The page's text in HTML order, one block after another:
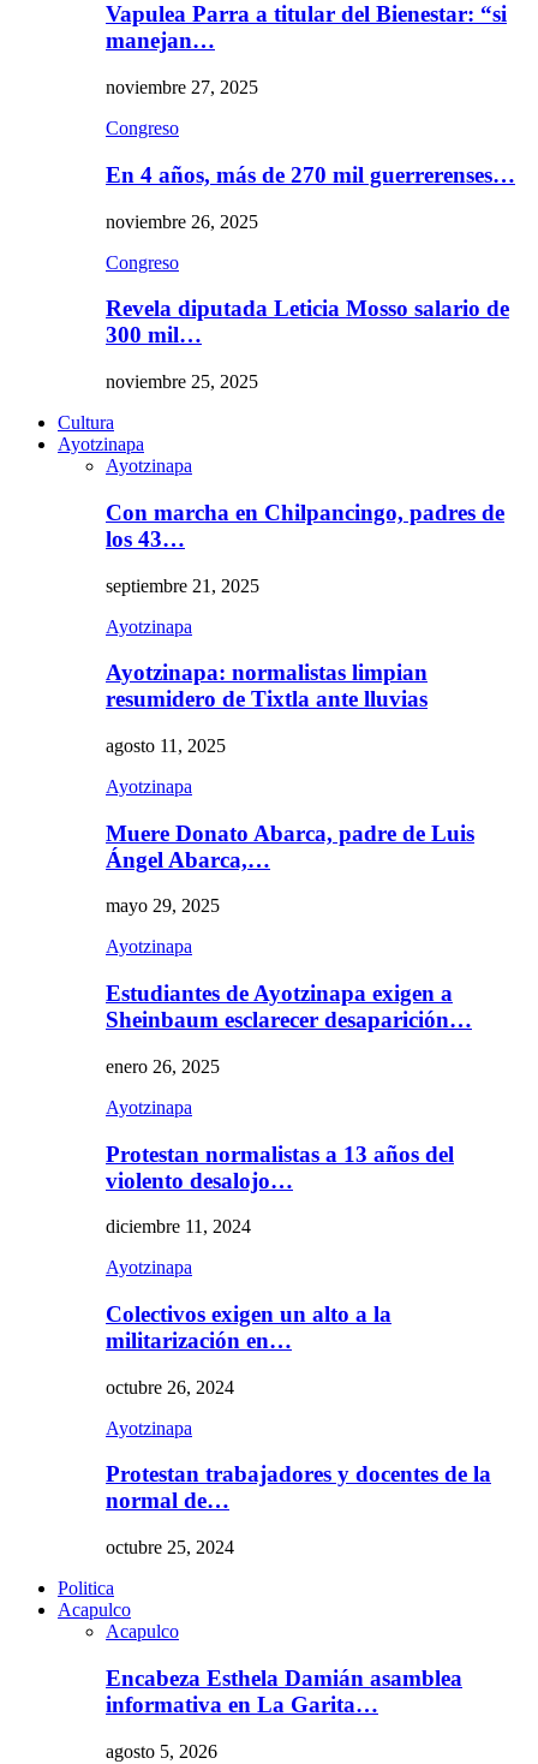
Vapulea Parra a titular del Bienestar: “si
manejan…
noviembre 27, 2025
Congreso
En 4 años, más de 270 mil guerrerenses…
noviembre 26, 2025
Congreso
Revela diputada Leticia Mosso salario de
300 mil…
noviembre 25, 2025
Cultura
Ayotzinapa
Ayotzinapa
Con marcha en Chilpancingo, padres de
los 43…
septiembre 21, 2025
Ayotzinapa
Ayotzinapa: normalistas limpian
resumidero de Tixtla ante lluvias
agosto 11, 2025
Ayotzinapa
Muere Donato Abarca, padre de Luis
Ángel Abarca,…
mayo 29, 2025
Ayotzinapa
Estudiantes de Ayotzinapa exigen a
Sheinbaum esclarecer desaparición…
enero 26, 2025
Ayotzinapa
Protestan normalistas a 13 años del
violento desalojo…
diciembre 11, 2024
Ayotzinapa
Colectivos exigen un alto a la
militarización en…
octubre 26, 2024
Ayotzinapa
Protestan trabajadores y docentes de la
normal de…
octubre 25, 2024
Politica
Acapulco
Acapulco
Encabeza Esthela Damián asamblea
informativa en La Garita…
agosto 5, 2026